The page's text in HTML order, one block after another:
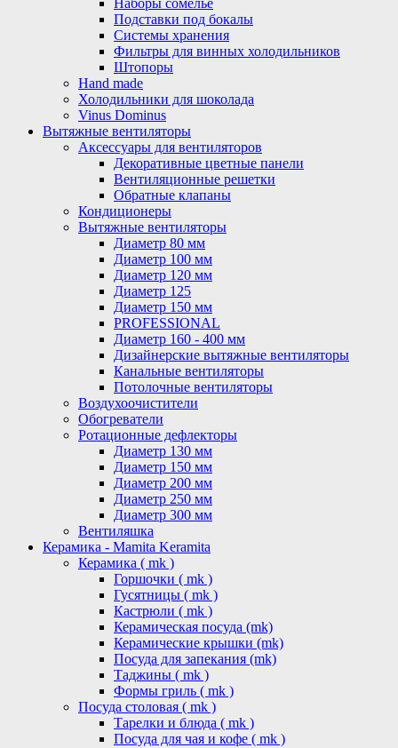
Наборы сомелье
Подставки под бокалы
Системы хранения
Фильтры для винных холодильников
Штопоры
Hand made
Холодильники для шоколада
Vinus Dominus
Вытяжные вентиляторы
Аксессуары для вентиляторов
Декоративные цветные панели
Вентиляционные решетки
Обратные клапаны
Кондиционеры
Вытяжные вентиляторы
Диаметр 80 мм
Диаметр 100 мм
Диаметр 120 мм
Диаметр 125
Диаметр 150 мм
PROFESSIONAL
Диаметр 160 - 400 мм
Дизайнерские вытяжные вентиляторы
Канальные вентиляторы
Потолочные вентиляторы
Воздухоочистители
Обогреватели
Ротационные дефлекторы
Диаметр 130 мм
Диаметр 150 мм
Диаметр 200 мм
Диаметр 250 мм
Диаметр 300 мм
Вентиляшка
Керамика - Mamita Keramita
Керамика ( mk )
Горшочки ( mk )
Гусятницы ( mk )
Кастрюли ( mk )
Керамическая посуда (mk)
Керамические крышки (mk)
Посуда для запекания (mk)
Таджины ( mk )
Формы гриль ( mk )
Посуда столовая ( mk )
Тарелки и блюда ( mk )
Посуда для чая и кофе ( mk )